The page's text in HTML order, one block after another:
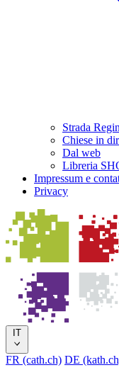
Strada
Chiese in
Dal web
Libreria
Impressum e
Privacy
IT
FR (cath.ch) DE